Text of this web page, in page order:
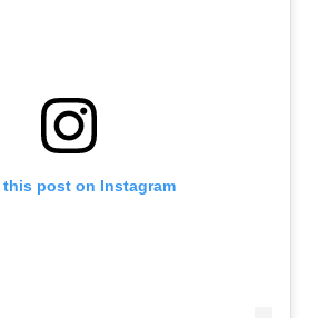
this post on Instagram